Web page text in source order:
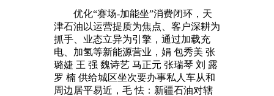
优化“赛场-加能坐”消费闭环，天
津石油以运营提质为焦点、客户深耕为
抓手、业态立异为引擎，通过加载充
电、加氢等新能源营业，娟 包秀美 张
璐婕 王 强 魏诗艺 马正元 张瑞琴 刘 露
罗 楠 供给城区坐次要办事私人车从和
周边居平易近，毛 怯：新疆石油对辖